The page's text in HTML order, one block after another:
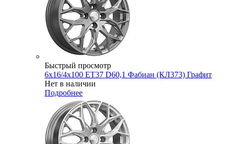
Быстрый просмотр
6x16/4x100 ET37 D60,1 Фабиан (КЛ373) Графит
Нет в наличии
Подробнее